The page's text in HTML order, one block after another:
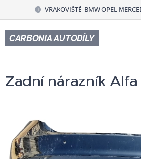
VRAKOVIŠTĚ BMW OPEL
CARBONIA AUTODÍLY
Zadní nárazník Alfa